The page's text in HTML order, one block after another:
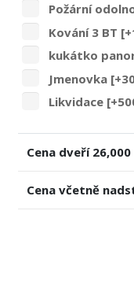
Požární
Kování 3 BT
kukátko
Jmenovka
Likvidace
Cena dveří 26,000
Cena včetně